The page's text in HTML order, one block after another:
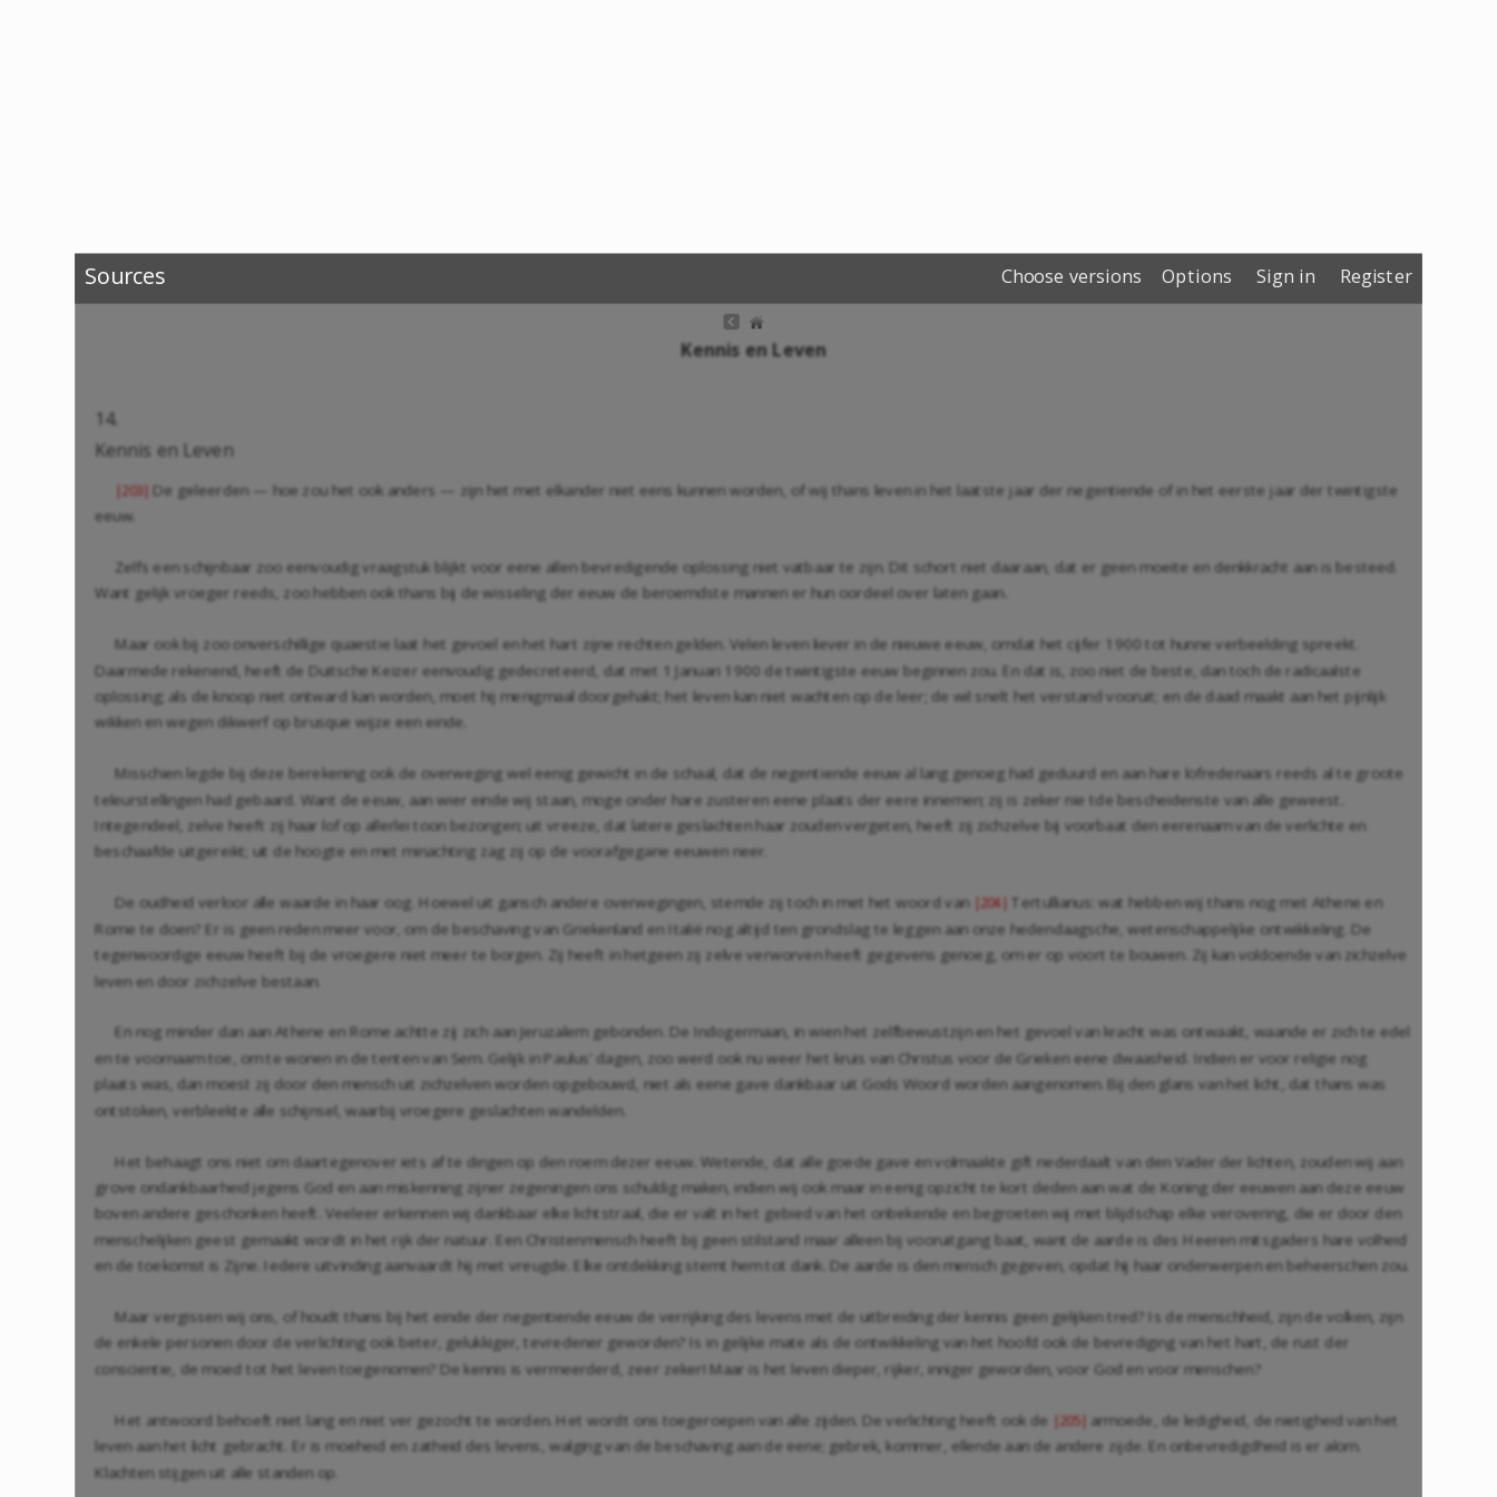
Sources Choose versions Options Sign in Register
Kennis en Leven
14.
Kennis en Leven
|203| De geleerden — hoe zou het ook anders — zijn het met elkander niet eens kunnen worden, of wij thans leven in het laatste jaar der negentiende of in het eerste jaar der twintigste
eeuw.
Zelfs een schijnbaar zoo eenvoudig vraagstuk blijkt voor eene allen bevredigende oplossing niet vatbaar te zijn. Dit schort niet daaraan, dat er geen moeite en denkkracht aan is besteed.
Want gelijk vroeger reeds, zoo hebben ook thans bij de wisseling der eeuw de beroemdste mannen er hun oordeel over laten gaan.
Maar ook bij zoo onverschillige quaestie laat het gevoel en het hart zijne rechten gelden. Velen leven liever in de nieuwe eeuw, omdat het cijfer 1900 tot hunne verbeelding spreekt.
Daarmede rekenend, heeft de Duitsche Keizer eenvoudig gedecreteerd, dat met 1 Januari 1900 de twintigste eeuw beginnen zou. En dat is, zoo niet de beste, dan toch de radicaalste
oplossing; als de knoop niet ontward kan worden, moet hij menigmaal doorgehakt; het leven kan niet wachten op de leer; de wil snelt het verstand vooruit; en de daad maakt aan het pijnlijk
wikken en wegen dikwerf op brusque wijze een einde.
Misschien legde bij deze berekening ook de overweging wel eenig gewicht in de schaal, dat de negentiende eeuw al lang genoeg had geduurd en aan hare lofredenaars reeds al te groote
teleurstellingen had gebaard. Want de eeuw, aan wier einde wij staan, moge onder hare zusteren eene plaats der eere innemen; zij is zeker nie tde bescheidenste van alle geweest.
Integendeel, zelve heeft zij haar lof op allerlei toon bezongen; uit vreeze, dat latere geslachten haar zouden vergeten, heeft zij zichzelve bij voorbaat den eerenaam van de verlichte en
beschaafde uitgereikt; uit de hoogte en met minachting zag zij op de voorafgegane eeuwen neer.
De oudheid verloor alle waarde in haar oog. Hoewel uit gansch andere overwegingen, stemde zij toch in met het woord van |204|
Tertullianus: wat hebben wij thans nog met Athene en
Rome te doen? Er is geen reden meer voor, om de beschaving van Griekenland en Italië nog altijd ten grondslag te leggen aan onze hedendaagsche, wetenschappelijke ontwikkeling. De
tegenwoordige eeuw heeft bij de vroegere niet meer te borgen. Zij heeft in hetgeen zij zelve verworven heeft gegevens genoeg, om er op voort te bouwen. Zij kan voldoende van zichzelve
leven en door zichzelve bestaan.
En nog minder dan aan Athene en Rome achtte zij zich aan Jeruzalem gebonden. De Indogermaan, in wien het zelfbewustzijn en het gevoel van kracht was ontwaakt, waande er zich te edel
en te voornaam toe, om te wonen in de tenten van Sem. Gelijk in Paulus' dagen, zoo werd ook nu weer het kruis van Christus voor de Grieken eene dwaasheid. Indien er voor religie nog
plaats was, dan moest zij door den mensch uit zichzelven worden opgebouwd, niet als eene gave dankbaar uit Gods Woord worden aangenomen. Bij den glans van het licht, dat thans was
ontstoken, verbleekte alle schijnsel, waarbij vroegere geslachten wandelden.
Het behaagt ons niet om daartegenover iets af te dingen op den roem dezer eeuw. Wetende, dat alle goede gave en volmaakte gift nederdaalt van den Vader der lichten, zouden wij aan
grove ondankbaarheid jegens God en aan miskenning zijner zegeningen ons schuldig maken, indien wij ook maar in eenig opzicht te kort deden aan wat de Koning der eeuwen aan deze eeuw
boven andere geschonken heeft. Veeleer erkennen wij dankbaar elke lichtstraal, die er valt in het gebied van het onbekende en begroeten wij met blijdschap elke verovering, die er door den
menschelijken geest gemaakt wordt in het rijk der natuur. Een Christenmensch heeft bij geen stilstand maar alleen bij vooruitgang baat, want de aarde is des Heeren mitsgaders hare volheid
en de toekomst is Zijne. Iedere uitvinding aanvaardt hij met vreugde. Elke ontdekking stemt hem tot dank. De aarde is den mensch gegeven, opdat hij haar onderwerpen en beheerschen zou.
Maar vergissen wij ons, of houdt thans bij het einde der negentiende eeuw de verrijking des levens met de uitbreiding der kennis geen gelijken tred? Is de menschheid, zijn de volken, zijn
de enkele personen door de verlichting ook beter, gelukkiger, tevredener geworden? Is in gelijke mate als de ontwikkeling van het hoofd ook de bevrediging van het hart, de rust der
conscientie, de moed tot het leven toegenomen? De kennis is vermeerderd, zeer zeker! Maar is het leven dieper, rijker, inniger geworden, voor God en voor menschen?
Het antwoord behoeft niet lang en niet ver gezocht te worden. Het wordt ons toegeroepen van alle zijden. De verlichting heeft ook de |205| armoede, de ledigheid, de nietigheid van het
leven aan het licht gebracht. Er is moeheid en zatheid des levens, walging van de beschaving aan de eene; gebrek, kommer, ellende aan de andere zijde. En onbevredigdheid is er alom.
Klachten stijgen uit alle standen op.